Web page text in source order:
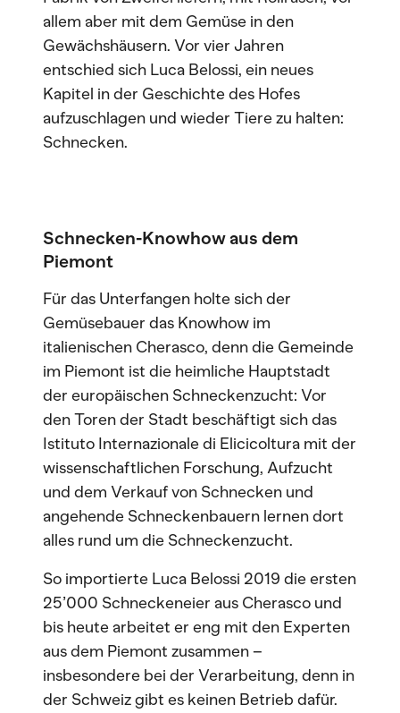
allem aber mit dem Gemüse in den
Gewächshäusern. Vor vier Jahren
entschied sich Luca Belossi, ein neues
Kapitel in der Geschichte des Hofes
aufzuschlagen und wieder Tiere zu halten:
Schnecken.
Schnecken-Knowhow aus dem
Piemont
Für das Unterfangen holte sich der
Gemüsebauer das Knowhow im
italienischen Cherasco, denn die Gemeinde
im Piemont ist die heimliche Hauptstadt
der europäischen Schneckenzucht: Vor
den Toren der Stadt beschäftigt sich das
Istituto Internazionale di Elicicoltura mit der
wissenschaftlichen Forschung, Aufzucht
und dem Verkauf von Schnecken und
angehende Schneckenbauern lernen dort
alles rund um die Schneckenzucht.
So importierte Luca Belossi 2019 die ersten
25’000 Schneckeneier aus Cherasco und
bis heute arbeitet er eng mit den Experten
aus dem Piemont zusammen –
insbesondere bei der Verarbeitung, denn in
der Schweiz gibt es keinen Betrieb dafür.